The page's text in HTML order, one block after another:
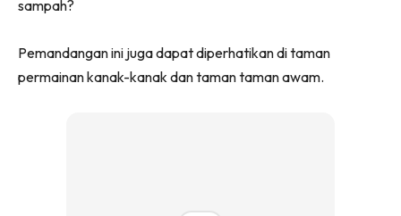
Video
Beli Di Mana
sampah?
Pemandangan ini juga dapat diperhatikan di taman
permainan kanak-kanak dan taman taman awam.